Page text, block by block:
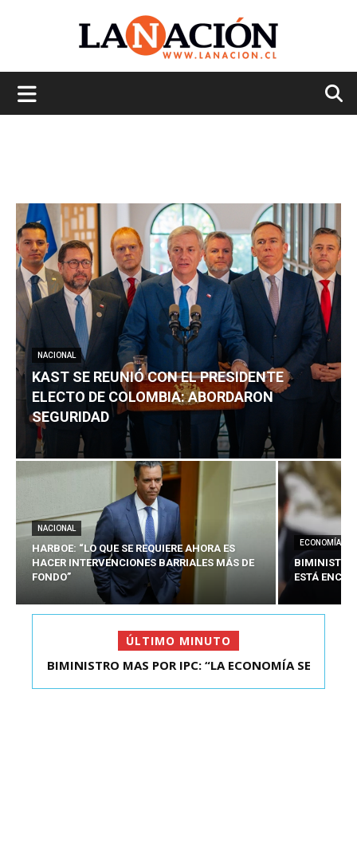
NACIONAL
KAST SE REUNIÓ CON EL PRESIDENTE
ELECTO DE COLOMBIA: ABORDARON
SEGURIDAD
NACIONAL
HARBOE: “LO QUE SE REQUIERE AHORA ES
HACER INTERVENCIONES BARRIALES MÁS DE
FONDO”
ECONOMÍA
BIMINISTRO
ESTÁ
ÚLTIMO MINUTO
KAST SE REUNIÓ CON EL PRESIDENTE ELECTO DE
BIMINISTRO MAS POR IPC: “LA ECONOMÍA SE